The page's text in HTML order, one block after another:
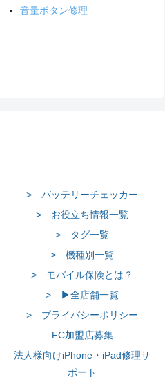
音量ボタン修理
> バッテリーチェッカー
> お役立ち情報一覧
> タグ一覧
> 機種別一覧
> モバイル保険とは？
> ▶全店舗一覧
> プライバシーポリシー
FC加盟店募集
法人様向けiPhone・iPad修理サ
ポート